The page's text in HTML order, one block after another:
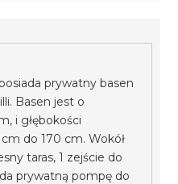
prywatny basen
Basen jest o
i głębokości
do 170 cm. Wokół
taras, 1 zejście do
prywatną pompę do